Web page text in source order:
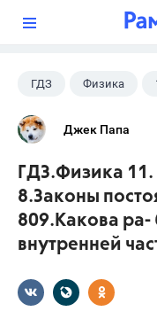
ГДЗ Физика
Джек Папа
ГДЗ.Физика
8.Законы
809.Какова ра-
внутренней